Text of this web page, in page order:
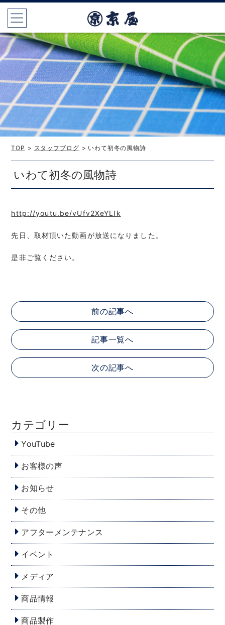
TOP > スタッフブログ > いわて初冬の風物詩
いわて初冬の風物詩
http://youtu.be/vUfv2XeYLIk
先日、取材頂いた動画が放送になりました。
是非ご覧ください。
前の記事へ
記事一覧へ
次の記事へ
カテゴリー
YouTube
お客様の声
お知らせ
その他
アフターメンテナンス
イベント
メディア
商品情報
商品製作